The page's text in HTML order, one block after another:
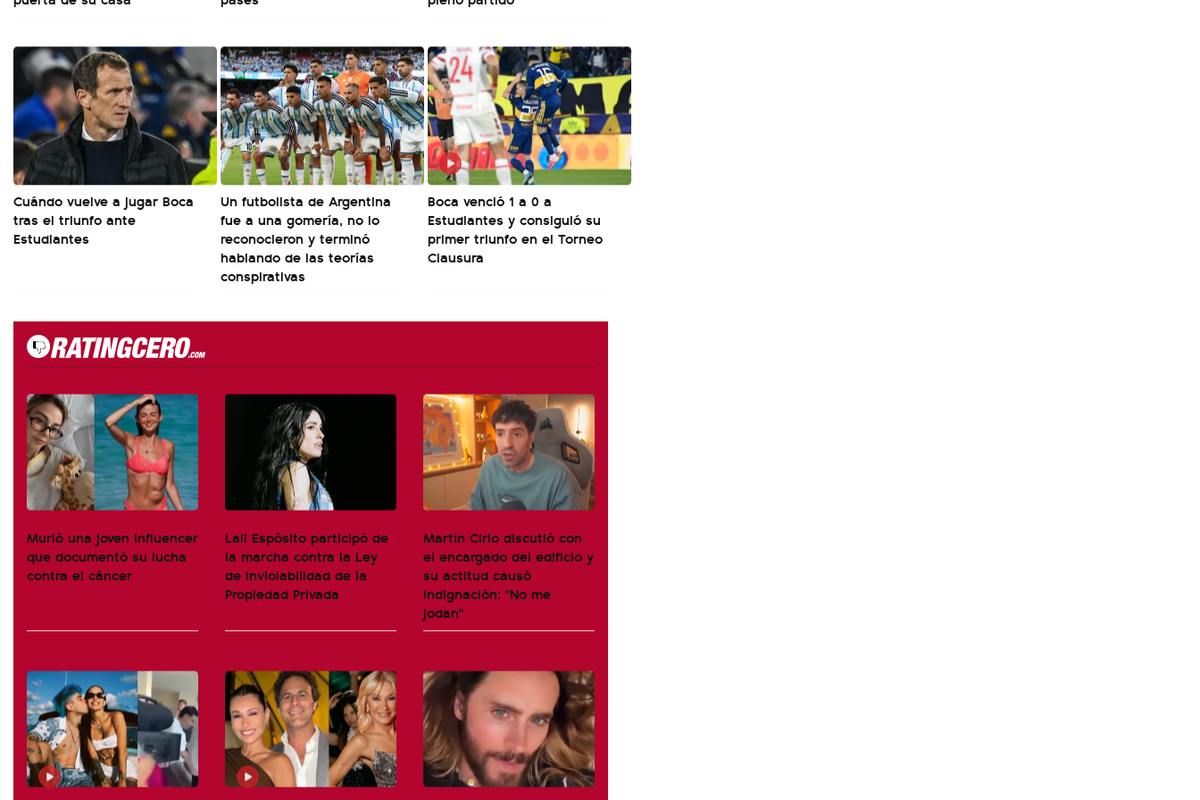
Cuándo vuelve a jugar Boca
tras el triunfo ante
Estudiantes
Un futbolista de Argentina
fue a una gomería, no lo
reconocieron y terminó
hablando de las teorías
conspirativas
Boca venció 1 a 0 a
Estudiantes y consiguió su
primer triunfo en el Torneo
Clausura
Murió una joven influencer
que documentó su lucha
contra el cáncer
Lali Espósito participó de
la marcha contra la Ley
de Inviolabilidad de la
Propiedad Privada
Martín Cirio discutió con
el encargado del edificio y
su actitud causó
indignación: "No me
jodan"